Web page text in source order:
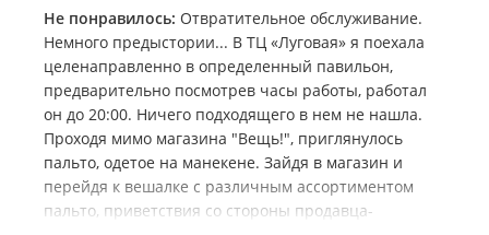
Не понравилось: Отвратительное обслуживание.
Немного предыстории... В ТЦ «Луговая» я поехала
целенаправленно в определенный павильон,
предварительно посмотрев часы работы, работал
он до 20:00. Ничего подходящего в нем не нашла.
Проходя мимо магазина "Вещь!", приглянулось
пальто, одетое на манекене. Зайдя в магазин и
перейдя к вешалке с различным ассортиментом
пальто, приветствия со стороны продавца-